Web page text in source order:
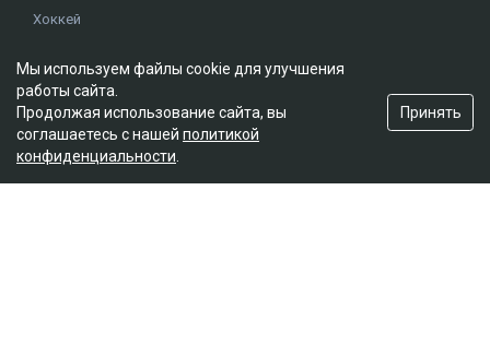
Хоккей
Истории
Олимпиада
Редакция
Мы используем файлы cookie для улучшения
работы сайта.
Продолжая использование сайта, вы
соглашаетесь с нашей политикой
конфиденциальности
Принять